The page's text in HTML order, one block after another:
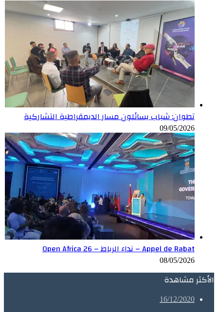
تطوان: شباب يسائلون مسار الديمقراطية التشاركية
09/05/2026
Appel de Rabat – نداء الرباط – Open Africa 26
08/05/2026
الأكثر مشاهدة
16/12/2020